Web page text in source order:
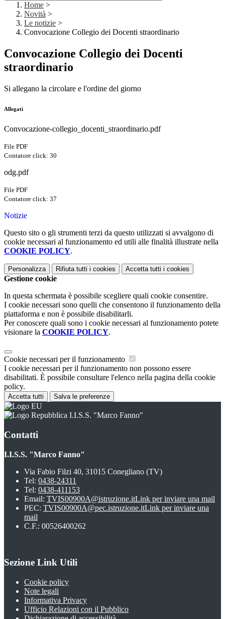
Home >
Novità >
Le notizie >
Convocazione Collegio dei Docenti straordinario
Convocazione Collegio dei Docenti
straordinario
Si allegano la circolare e l'ordine del giorno
Allegati
Convocazione-collegio_docenti_straordinario.pdf
File PDF
Contatore click: 30
odg.pdf
File PDF
Contatore click: 37
Notizie
Questo sito o gli strumenti terzi da questo utilizzati si avvalgono di
cookie necessari al funzionamento ed utili alle finalità illustrate nella
COOKIE POLICY.
Personalizza Rifiuta tutti i cookies Accetta tutti i cookies
Gestione cookie
In questa schermata è possibile scegliere quali cookie consentire.
I cookie necessari sono quelli che consentono il funzionamento della
piattaforma e non è possibile disabilitarli.
Per conoscere quali sono i cookie necessari al funzionamento potete
visionare la COOKIE POLICY.
Cookie necessari per il funzionamento
I cookie necessari per il funzionamento non possono essere
disabilitati. È possibile consultare l'elenco nella pagina della cookie
policy.
Accetta tutti Salva le preferenze
I.I.S.S. "Marco Fanno"
Contatti
I.I.S.S. "Marco Fanno"
Via Fabio Filzi 40, 31015 Conegliano (TV)
Tel: 0438-24311
Tel: 0438-411153
Email: TVIS00900A@istruzione.itLink per inviare una mail
PEC: TVIS00900A@pec.istruzione.itLink per inviare una
mail
C.F.: 00526400262
Sezione Link Utili
Cookie policy
Note legali
Informativa Privacy
Ufficio Relazioni con il Pubblico